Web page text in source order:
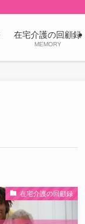
在宅介護の回顧録
MEMORY
在宅介護の回顧録